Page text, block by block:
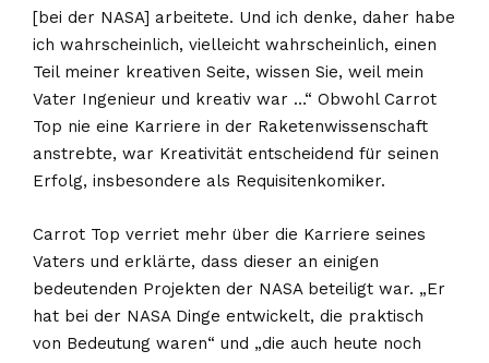
[bei der NASA] arbeitete. Und ich denke, daher habe
ich wahrscheinlich, vielleicht wahrscheinlich, einen
Teil meiner kreativen Seite, wissen Sie, weil mein
Vater Ingenieur und kreativ war …“ Obwohl Carrot
Top nie eine Karriere in der Raketenwissenschaft
anstrebte, war Kreativität entscheidend für seinen
Erfolg, insbesondere als Requisitenkomiker.
Carrot Top verriet mehr über die Karriere seines
Vaters und erklärte, dass dieser an einigen
bedeutenden Projekten der NASA beteiligt war. „Er
hat bei der NASA Dinge entwickelt, die praktisch
von Bedeutung waren“ und „die auch heute noch